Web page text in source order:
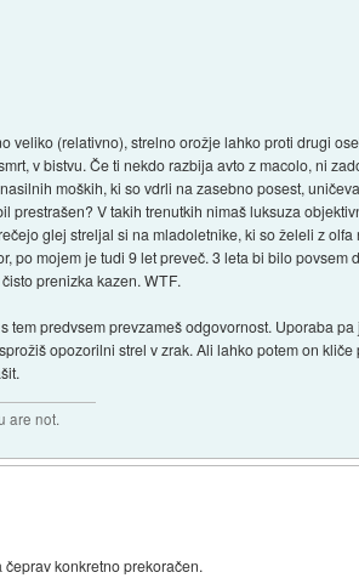
(relativno), strelno orožje lahko proti drugi
v bistvu. Če ti nekdo razbija avto z macolo, ni
moških, ki so vdrli na zasebno posest,
prestrašen? V takih trenutkih nimaš luksuza
glej streljal si na mladoletnike, ki so želeli z olfa
po mojem je tudi 9 let preveč. 3 leta bi bilo povsem
prenizka kazen. WTF.
predvsem prevzameš odgovornost. Uporaba
opozorilni strel v zrak. Ali lahko potem on
are not.
konkretno prekoračen.